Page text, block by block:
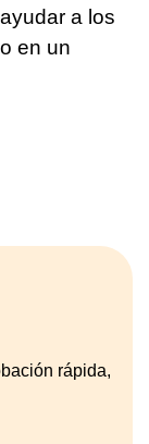
a los
en un
rápida,